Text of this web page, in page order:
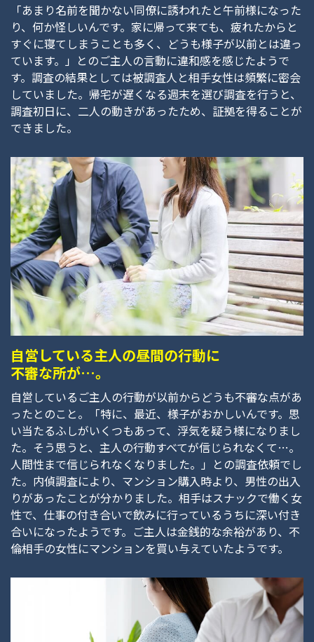
「あまり名前を聞かない同僚に誘われたと午前様になった
り、何か怪しいんです。家に帰って来ても、疲れたからと
すぐに寝てしまうことも多く、どうも様子が以前とは違っ
ています。」とのご主人の言動に違和感を感じたようで
す。調査の結果としては被調査人と相手女性は頻繁に密会
していました。帰宅が遅くなる週末を選び調査を行うと、
調査初日に、二人の動きがあったため、証拠を得ることが
できました。
自営している主人の昼間の行動に
不審な所が…。
自営しているご主人の行動が以前からどうも不審な点があ
ったとのこと。「特に、最近、様子がおかしいんです。思
い当たるふしがいくつもあって、浮気を疑う様になりまし
た。そう思うと、主人の行動すべてが信じられなくて…。
人間性まで信じられなくなりました。」との調査依頼でし
た。内偵調査により、マンション購入時より、男性の出入
りがあったことが分かりました。相手はスナックで働く女
性で、仕事の付き合いで飲みに行っているうちに深い付き
合いになったようです。ご主人は金銭的な余裕があり、不
倫相手の女性にマンションを買い与えていたようです。